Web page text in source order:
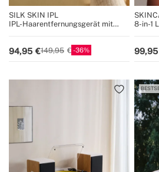
SILK SKIN IPL
IPL-Haarentfernungsgerät mit
94,95 149,95 36
8-in-1
99,95